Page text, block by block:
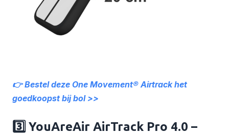
👉 Bestel deze One Movement® Airtrack het
goedkoopst bij bol >>
3️⃣ YouAreAir AirTrack Pro 4.0 –